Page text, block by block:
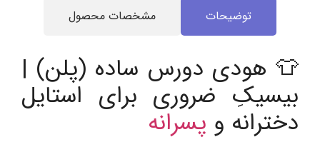
توضیحات مشخصات محصول
👕 هودی دورس ساده (پلن) |
بیسیکِ ضروری برای استایل
دخترانه و پسرانه